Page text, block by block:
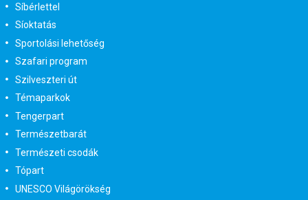
Síbérlettel
Síoktatás
Sportolási lehetőség
Szafari program
Szilveszteri út
Témaparkok
Tengerpart
Természetbarát
Természeti csodák
Tópart
UNESCO Világörökség